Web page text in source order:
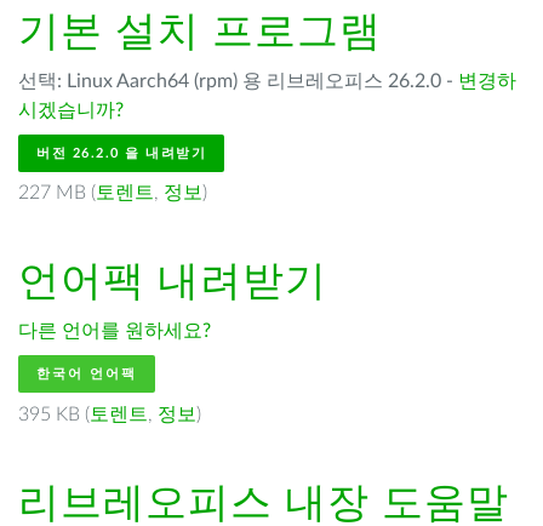
기본 설치 프로그램
선택: Linux Aarch64 (rpm) 용 리브레오피스 26.2.0 - 변경하
시겠습니까?
버전 26.2.0 을 내려받기
227 MB ( 토렌트, 정보 )
언어팩 내려받기
다른 언어를 원하세요?
한국어 언어팩
395 KB ( 토렌트, 정보 )
리브레오피스 내장 도움말